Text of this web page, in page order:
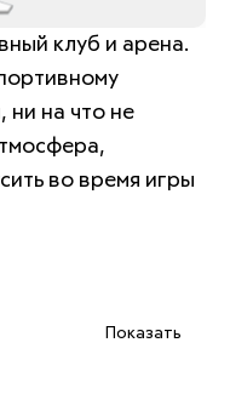
клуб и арена.
ни на что не
во время игры
разного
Показать